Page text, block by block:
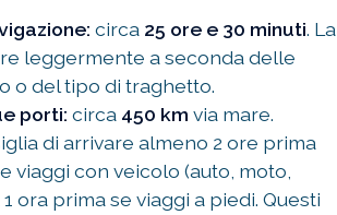
circa25 ore e 30 minuti. La
leggermente a seconda delle
o del tipo di traghetto.
porti: circa 450 km via mare.
di arrivare almeno 2 ore prima
viaggi con veicolo (auto, moto,
ora prima se viaggi a piedi. Questi